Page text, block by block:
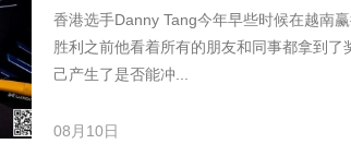
香港选手Danny Tang今年早些时候在越南
胜利之前他看着所有的朋友和同事都拿到
己产生了是否能冲...
08月10日